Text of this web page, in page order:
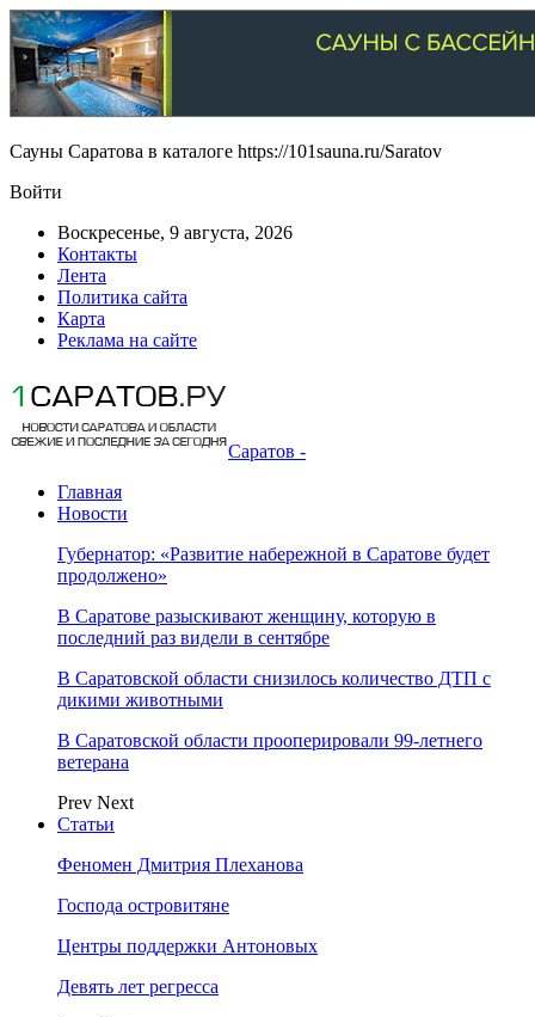
Сауны Саратова в каталоге https://101sauna.ru/Saratov
Войти
Воскресенье, 9 августа, 2026
Контакты
Лента
Политика сайта
Карта
Реклама на сайте
Саратов -
Главная
Новости
Губернатор: «Развитие набережной в Саратове будет
продолжено»
В Саратове разыскивают женщину, которую в
последний раз видели в сентябре
В Саратовской области снизилось количество ДТП с
дикими животными
В Саратовской области прооперировали 99-летнего
ветерана
Prev Next
Статьи
Феномен Дмитрия Плеханова
Господа островитяне
Центры поддержки Антоновых
Девять лет регресса